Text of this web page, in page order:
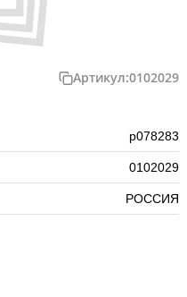
Артикул:0102029
р078283
0102029
РОССИЯ